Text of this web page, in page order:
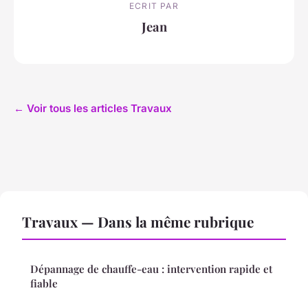
ECRIT PAR
Jean
← Voir tous les articles Travaux
Travaux — Dans la même rubrique
Dépannage de chauffe-eau : intervention rapide et
fiable